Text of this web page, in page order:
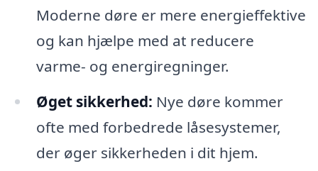
Moderne døre er mere energieffektive
og kan hjælpe med at reducere
varme- og energiregninger.
Øget sikkerhed: Nye døre kommer
ofte med forbedrede låsesystemer,
der øger sikkerheden i dit hjem.